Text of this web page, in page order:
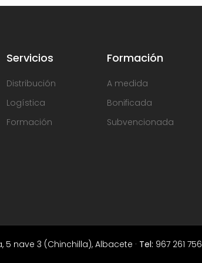
Servicios
Distribución
Logística
Formación
Formación
A medida
Bonificada
Subvencionada
nave 3 (Chinchilla), Albacete · Tel: 967 261 756